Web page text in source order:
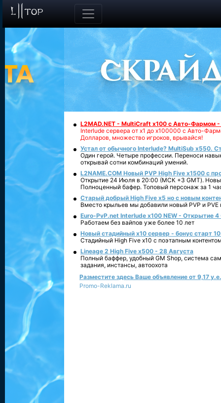
L2MAD.NET - MultiCraft x100 с Авто-Фармом
Interlude сервера от х1 до х100000 с Авто-
Долларов, множество игроков, врывайся!
Устал от обычного Interlude? MultiSub x550.
Один герой. Четыре профессии. Переноси
открывай сотни комбинаций умений.
L2NAME.COM Новый PVP High Five x1500 с
Открытие 24 Июля в 20:00 (МСК +3 GMT).
Полноценный бафер. Топовый персонаж за 1
Старый добрый High Five x5 но с новым
Вместо крыльев мы добавили новый PVP и PVE
Euro-PvP.net Interlude х100 NEW - Открытие 4
Работаем без вайпов уже более 10 лет
Новый стадийный х10 сервер - бонус старт
Стадийный High Five x10 с поэтапным
Lineage 2 High Five x500 - 28 Августа
Полный баффер, удобный GM Shop, система
задания, инстансы, автоохота
Разместите здесь Ваше объявление от 9,17
Promo-Reklama.ru